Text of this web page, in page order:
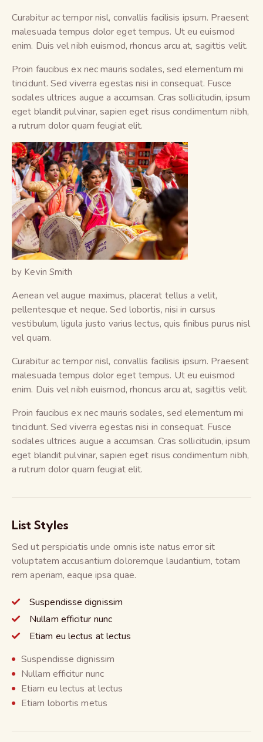
Curabitur ac tempor nisl, convallis facilisis ipsum. Praesent
malesuada tempus dolor eget tempus. Ut eu euismod
enim. Duis vel nibh euismod, rhoncus arcu at, sagittis velit.
Proin faucibus ex nec mauris sodales, sed elementum mi
tincidunt. Sed viverra egestas nisi in consequat. Fusce
sodales ultrices augue a accumsan. Cras sollicitudin, ipsum
eget blandit pulvinar, sapien eget risus condimentum nibh,
a rutrum dolor quam feugiat elit.
by Kevin Smith
Aenean vel augue maximus, placerat tellus a velit,
pellentesque et neque. Sed lobortis, nisi in cursus
vestibulum, ligula justo varius lectus, quis finibus purus nisl
vel quam.
Curabitur ac tempor nisl, convallis facilisis ipsum. Praesent
malesuada tempus dolor eget tempus. Ut eu euismod
enim. Duis vel nibh euismod, rhoncus arcu at, sagittis velit.
Proin faucibus ex nec mauris sodales, sed elementum mi
tincidunt. Sed viverra egestas nisi in consequat. Fusce
sodales ultrices augue a accumsan. Cras sollicitudin, ipsum
eget blandit pulvinar, sapien eget risus condimentum nibh,
a rutrum dolor quam feugiat elit.
List Styles
Sed ut perspiciatis unde omnis iste natus error sit
voluptatem accusantium doloremque laudantium, totam
rem aperiam, eaque ipsa quae.
Suspendisse dignissim
Nullam efficitur nunc
Etiam eu lectus at lectus
Suspendisse dignissim
Nullam efficitur nunc
Etiam eu lectus at lectus
Etiam lobortis metus